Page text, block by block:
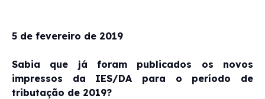
5 de fevereiro de 2019
Sabia que já foram publicados os novos
impressos da IES/DA para o período de
tributação de 2019?